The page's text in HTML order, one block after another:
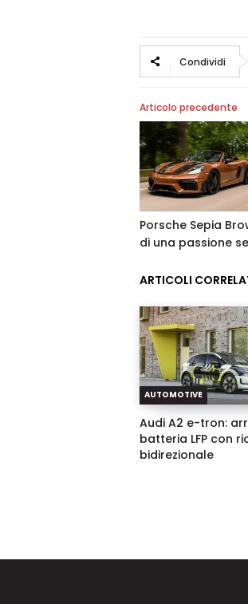
Condividi
Articolo precedente
Porsche Sepia
di una passione
ARTICOLI
AUTOMOTIVE
Audi A2 e-tron:
batteria LFP con
bidirezionale